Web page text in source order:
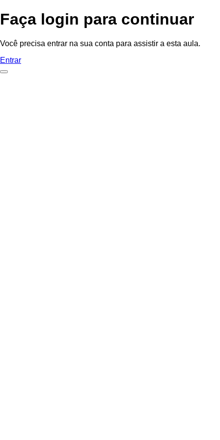
Faça login para continuar
Você precisa entrar na sua conta para assistir a esta aula.
Entrar